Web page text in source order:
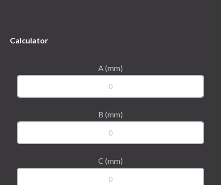
Calculator
A (mm)
B (mm)
C (mm)